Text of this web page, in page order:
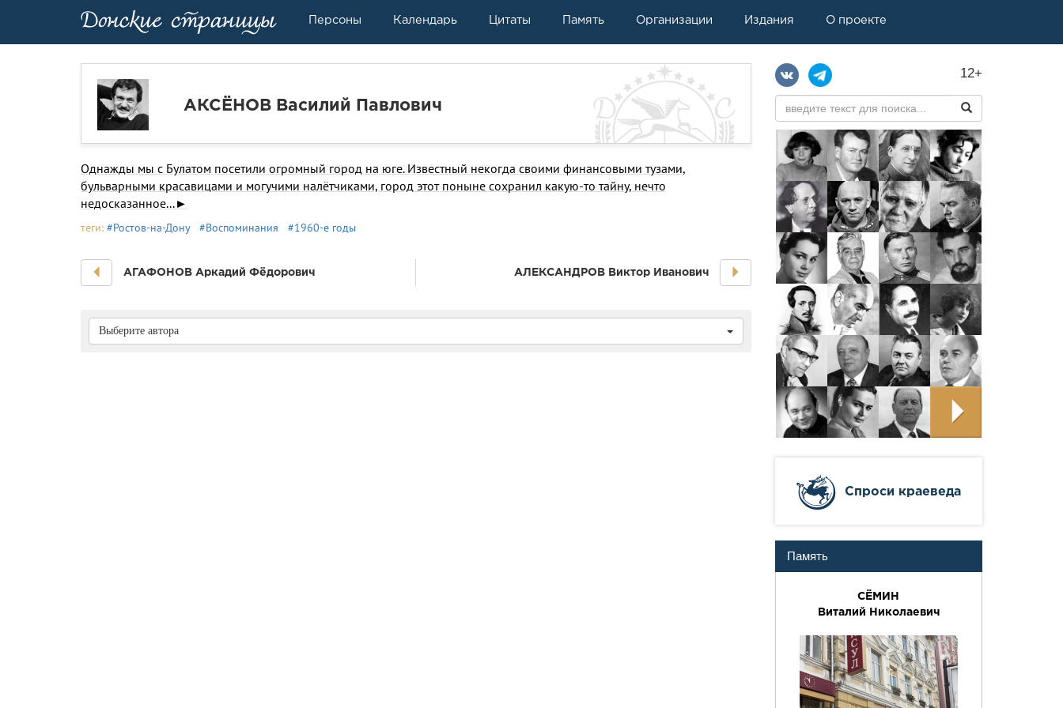
Персоны Календарь Цитаты Память Организации Издания О проекте
АКСЁНОВ Василий Павлович
Однажды мы с Булатом посетили огромный город на юге. Известный некогда своими финансовыми тузами,
бульварными красавицами и могучими налётчиками, город этот поныне сохранил какую-то тайну, нечто
недосказанное...►
теги: #Ростов-на-Дону #Воспоминания #1960-е годы
АГАФОНОВ Аркадий Фёдорович АЛЕКСАНДРОВ Виктор Иванович
Выберите автора
12+
Cпроси краеведа
Память
СЁМИН
Виталий Николаевич